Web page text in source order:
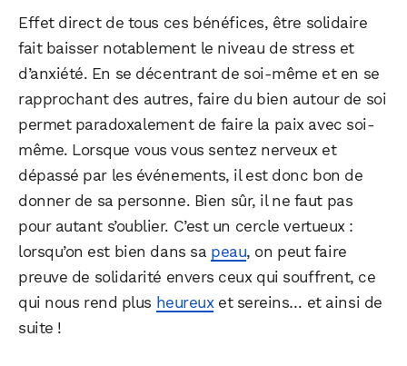
Effet direct de tous ces bénéfices, être solidaire
fait baisser notablement le niveau de stress et
d’anxiété. En se décentrant de soi-même et en se
rapprochant des autres, faire du bien autour de soi
permet paradoxalement de faire la paix avec soi-
même. Lorsque vous vous sentez nerveux et
dépassé par les événements, il est donc bon de
donner de sa personne. Bien sûr, il ne faut pas
pour autant s’oublier. C’est un cercle vertueux :
lorsqu’on est bien dans sa peau, on peut faire
preuve de solidarité envers ceux qui souffrent, ce
qui nous rend plus heureuxet sereins… et ainsi de
suite !